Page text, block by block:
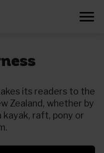
its readers to the
Zealand, whether by
kayak, raft, pony or